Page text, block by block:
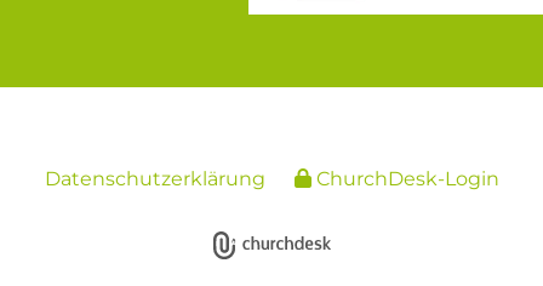
Datenschutzerklärung ChurchDesk-Login